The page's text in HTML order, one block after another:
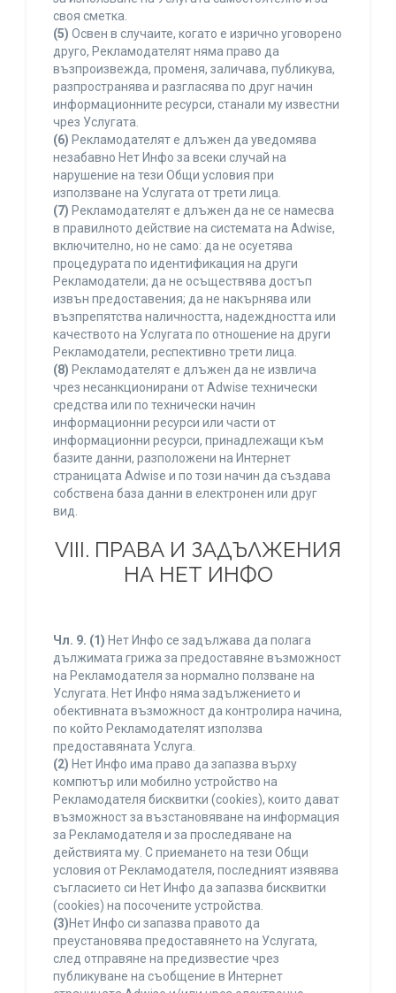
своя сметка.
(5) Освен в случаите, когато е изрично уговорено
друго, Рекламодателят няма право да
възпроизвежда, променя, заличава, публикува,
разпространява и разгласява по друг начин
информационните ресурси, станали му известни
чрез Услугата.
(6) Рекламодателят е длъжен да уведомява
незабавно Нет Инфо за всеки случай на
нарушение на тези Общи условия при
използване на Услугата от трети лица.
(7) Рекламодателят е длъжен да не се намесва
в правилното действие на системата на Adwise,
включително, но не само: да не осуетява
процедурата по идентификация на други
Рекламодатели; да не осъществява достъп
извън предоставения; да не накърнява или
възпрепятства наличността, надеждността или
качеството на Услугата по отношение на други
Рекламодатели, респективно трети лица.
(8) Рекламодателят е длъжен да не извлича
чрез несанкционирани от Adwise технически
средства или по технически начин
информационни ресурси или части от
информационни ресурси, принадлежащи към
базите данни, разположени на Интернет
страницата Adwise и по този начин да създава
собствена база данни в електронен или друг
вид.
VIII. ПРАВА И ЗАДЪЛЖЕНИЯ
НА НЕТ ИНФО
Чл. 9. (1) Нет Инфо се задължава да полага
дължимата грижа за предоставяне възможност
на Рекламодателя за нормално ползване на
Услугата. Нет Инфо няма задължението и
обективната възможност да контролира начина,
по който Рекламодателят използва
предоставяната Услуга.
(2) Нет Инфо има право да запазва върху
компютър или мобилно устройство на
Рекламодателя бисквитки (cookies), които дават
възможност за възстановяване на информация
за Рекламодателя и за проследяване на
действията му. С приемането на тези Общи
условия от Рекламодателя, последният изявява
съгласието си Нет Инфо да запазва бисквитки
(cookies) на посочените устройства.
(3)Нет Инфо си запазва правото да
преустановява предоставянето на Услугата,
след отправяне на предизвестие чрез
публикуване на съобщение в Интернет